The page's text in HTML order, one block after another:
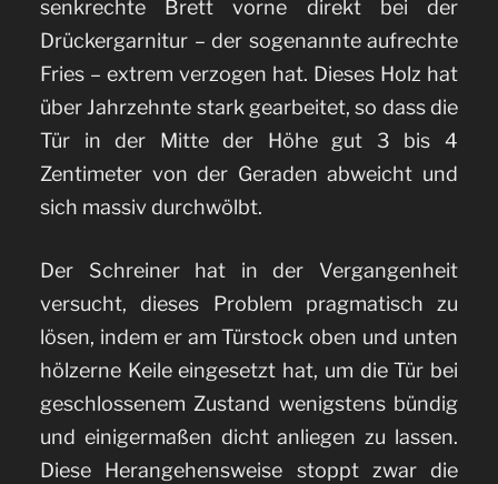
senkrechte Brett vorne direkt bei der
Drückergarnitur – der sogenannte aufrechte
Fries – extrem verzogen hat. Dieses Holz hat
über Jahrzehnte stark gearbeitet, so dass die
Tür in der Mitte der Höhe gut 3 bis 4
Zentimeter von der Geraden abweicht und
sich massiv durchwölbt.
Der Schreiner hat in der Vergangenheit
versucht, dieses Problem pragmatisch zu
lösen, indem er am Türstock oben und unten
hölzerne Keile eingesetzt hat, um die Tür bei
geschlossenem Zustand wenigstens bündig
und einigermaßen dicht anliegen zu lassen.
Diese Herangehensweise stoppt zwar die